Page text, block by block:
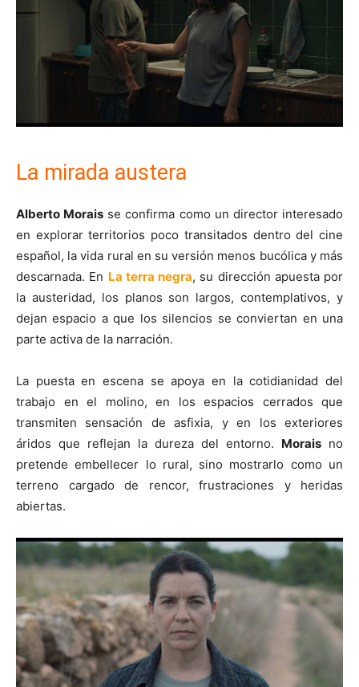
La mirada austera
Alberto Morais se confirma como un director interesado
en explorar territorios poco transitados dentro del cine
español, la vida rural en su versión menos bucólica y más
descarnada. En La terra negra, su dirección apuesta por
la austeridad, los planos son largos, contemplativos, y
dejan espacio a que los silencios se conviertan en una
parte activa de la narración.
La puesta en escena se apoya en la cotidianidad del
trabajo en el molino, en los espacios cerrados que
transmiten sensación de asfixia, y en los exteriores
áridos que reflejan la dureza del entorno. Morais no
pretende embellecer lo rural, sino mostrarlo como un
terreno cargado de rencor, frustraciones y heridas
abiertas.